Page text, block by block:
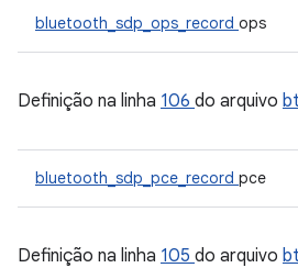
bluetooth_sdp_ops_record ops
Definição na linha 106 do arquivo
bluetooth_sdp_pce_record pce
Definição na linha 105 do arquivo